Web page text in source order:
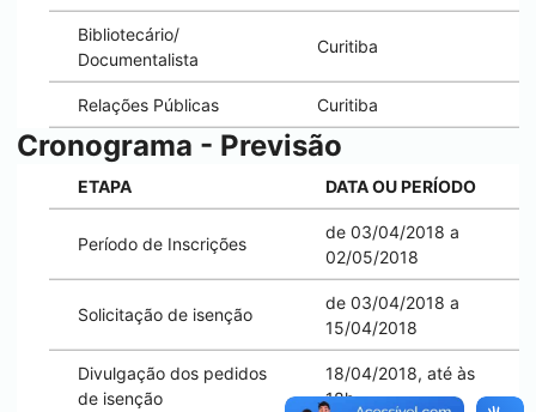
Bibliotecário/
Documentalista
Curitiba
Relações Públicas Curitiba
Cronograma - Previsão
ETAPA DATA OU PERÍODO
Período de Inscrições
de 03/04/2018 a
02/05/2018
Solicitação de isenção
de 03/04/2018 a
15/04/2018
Divulgação dos pedidos
de isenção
18/04/2018, até às
18h